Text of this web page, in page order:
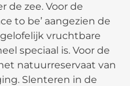
de zee. Voor de
to be’ aangezien de
vruchtbare
speciaal is. Voor de
natuurreservaat van
Slenteren in de